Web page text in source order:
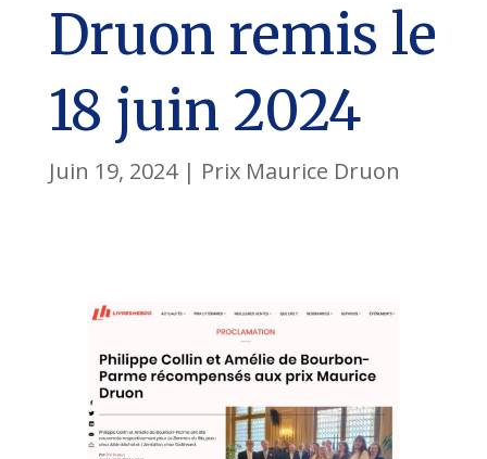
Druon remis le
18 juin 2024
Juin 19, 2024| Prix Maurice Druon